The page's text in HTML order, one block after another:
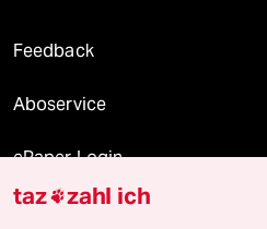
Feedback
Aboservice
ePaper Login
Downloads für Abonnierende
taz zahl ich